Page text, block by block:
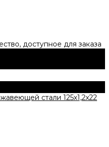
доступное для заказа
стали 125х1,2х22